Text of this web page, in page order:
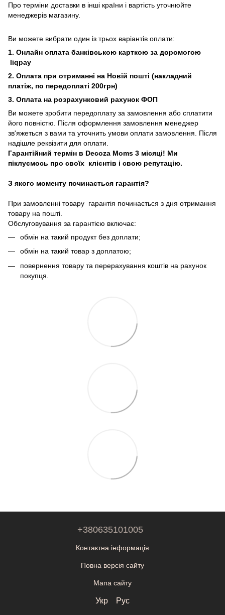
Про терміни доставки в інші країни і вартість уточнюйте
менеджерів магазину.
Ви можете вибрати один із трьох варіантів оплати:
1. Онлайн оплата банківською карткою за доромогою
liqpay
2. Оплата при отриманні на Новій пошті (накладний
платіж, по передоплаті 200грн)
3. Оплата на розрахунковий рахунок ФОП
Ви можете зробити передоплату за замовлення або сплатити
його повністю. Після оформлення замовлення менеджер
зв'яжеться з вами та уточнить умови оплати замовлення. Після
надішле реквізити для оплати.
Гарантійний термін в Decoza Moms 3 місяці! Ми
піклуємось про своїх клієнтів і свою репутацію.
З якого моменту починається гарантія?
При замовленні товару гарантія починається з дня отримання
товару на пошті.
Обслуговування за гарантією включає:
обмін на такий продукт без доплати;
обмін на такий товар з доплатою;
повернення товару та перерахування коштів на рахунок
покупця.
+380635101005
Контактна інформація
Повна версія сайту
Мапа сайту
Укр Рус